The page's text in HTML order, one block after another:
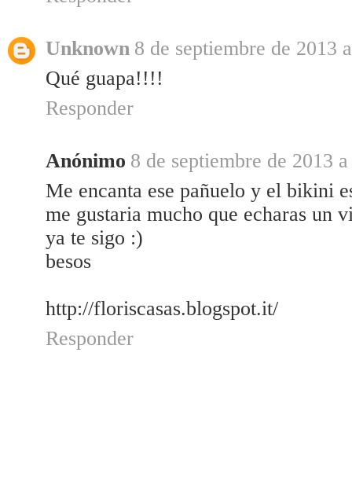
Unknown 8 de septiembre de 2013
Qué guapa!!!!
Responder
Anónimo 8 de septiembre de 2013
Me encanta ese pañuelo y el bikini
me gustaria mucho que echaras un
ya te sigo :)
besos
http://floriscasas.blogspot.it/
Responder